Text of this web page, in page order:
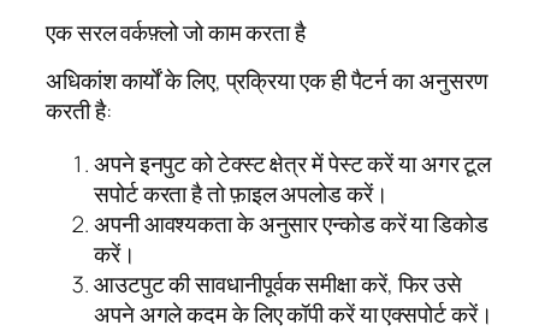
एक सरल वर्कफ़्लो जो काम करता है
अधिकांश कार्यों के लिए, प्रक्रिया एक ही पैटर्न का अनुसरण
करती है:
अपने इनपुट को टेक्स्ट क्षेत्र में पेस्ट करें या अगर टूल
सपोर्ट करता है तो फ़ाइल अपलोड करें।
अपनी आवश्यकता के अनुसार एन्कोड करें या डिकोड
करें।
आउटपुट की सावधानीपूर्वक समीक्षा करें, फिर उसे
अपने अगले कदम के लिए कॉपी करें या एक्सपोर्ट करें।